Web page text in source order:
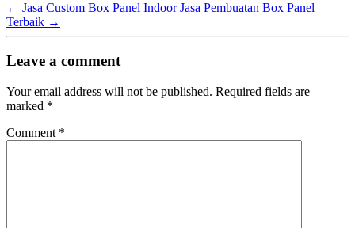
← Jasa Custom Box Panel Indoor Jasa Pembuatan Box Panel
Terbaik →
Leave a comment
Your email address will not be published. Required fields are
marked *
Comment *